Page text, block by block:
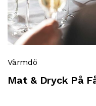
Värmdö
Mat & Dryck På